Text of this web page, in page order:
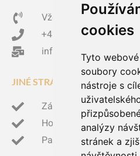
cookies
Tyto
soubory
nástroje s
analýzy
stránek a
Vždy po domluvě
+420 602 305 382
info@zamek-
JINÉ STRÁNKY
Zámek Podštejn
Hotel Princess
Památkový ustav